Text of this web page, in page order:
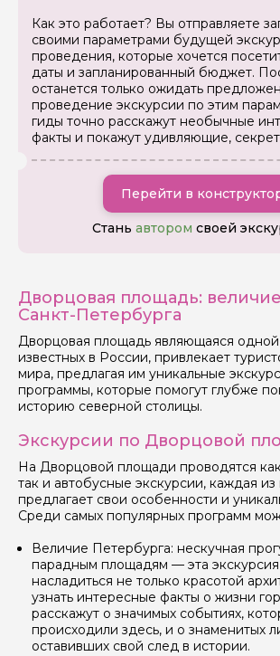
Как это работает? Вы отправляете
своими параметрами будущей
проведения, которые хочется
даты и запланированный бюджет.
останется только ожидать
проведение экскурсии по этим
гиды точно расскажут необычные
факты и покажут удивляющие,
Перейти в
Стань автором своей
Дворцовая площадь:
Санкт-Петербурга
Дворцовая площадь являющаяся
известных в России, привлекает
мира, предлагая им уникальные
программы, которые помогут глубже
историю северной столицы.
Экскурсии по Дворцовой
На Дворцовой площади проводятся
так и автобусные экскурсии, каждая из
предлагает свои особенности и
Среди самых популярных программ
Величие Петербурга: нескучная
парадным площадям — эта экскурсия
насладиться не только красотой
узнать интересные факты о жизни
расскажут о значимых событиях,
происходили здесь, и о знаменитых
оставивших свой след в истории.
Задайте свой вопрос гиду
Как вас зовут
Ваша электронная почта